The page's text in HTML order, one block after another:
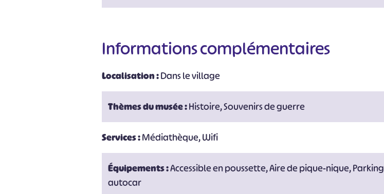
Informations complémentaires
Localisation :Dans le village
Thèmes du musée :Histoire, Souvenirs de guerre
Services :Médiathèque, Wifi
Équipements :Accessible en poussette, Aire de pique-nique, Parking
autocar
#